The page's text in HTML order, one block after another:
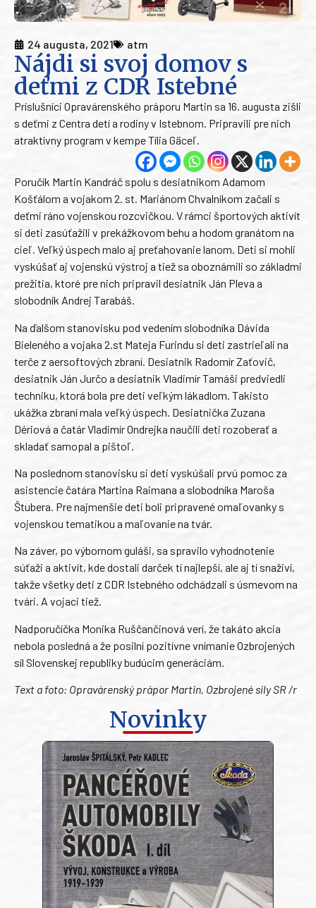
24 augusta, 2021 atm
Nájdi si svoj domov s
deťmi z CDR Istebné
Príslušníci Opravárenského práporu Martin sa 16. augusta zišli
s deťmi z Centra detí a rodiny v Istebnom. Pripravili pre nich
atraktívny program v kempe Tília Gäceľ.
Poručík Martin Kandráč spolu s desiatnikom Adamom
Košťálom a vojakom 2. st. Mariánom Chvalníkom začali s
deťmi ráno vojenskou rozcvičkou. V rámci športových aktivít
si deti zasúťažili v prekážkovom behu a hodom granátom na
cieľ. Veľký úspech malo aj preťahovanie lanom. Deti si mohli
vyskúšať aj vojenskú výstroj a tiež sa oboznámili so základmi
prežitia, ktoré pre nich pripravil desiatnik Ján Pleva a
slobodník Andrej Tarabáš.
Na ďalšom stanovisku pod vedením slobodníka Dávida
Bieleného a vojaka 2.st Mateja Furindu si deti zastrieľali na
terče z aersoftových zbraní. Desiatnik Radomír Zaťovič,
desiatnik Ján Jurčo a desiatnik Vladimír Tamáši predviedli
techniku, ktorá bola pre deti veľkým lákadlom. Takisto
ukážka zbraní mala veľký úspech. Desiatnička Zuzana
Dériová a čatár Vladimír Ondrejka naučili deti rozoberať a
skladať samopal a pištoľ.
Na poslednom stanovisku si deti vyskúšali prvú pomoc za
asistencie čatára Martina Raimana a slobodníka Maroša
Štubera. Pre najmenšie deti boli pripravené omaľovanky s
vojenskou tematikou a maľovanie na tvár.
Na záver, po výbornom guláši, sa spravilo vyhodnotenie
súťaži a aktivít, kde dostali darček tí najlepší, ale aj tí snaživí,
takže všetky deti z CDR Istebného odchádzali s úsmevom na
tvári. A vojaci tiež.
Nadporučíčka Monika Ruščančinová verí, že takáto akcia
nebola posledná a že posilní pozitívne vnímanie Ozbrojených
síl Slovenskej republiky budúcim generáciám.
Text a foto: Opravárenský prápor Martin, Ozbrojené sily SR /r
Novinky